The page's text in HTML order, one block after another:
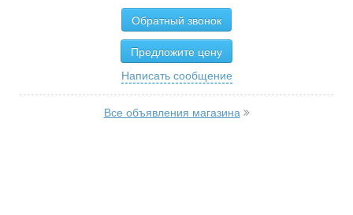
Обратный звонок
Предложите цену
Написать сообщение
Все объявления магазина